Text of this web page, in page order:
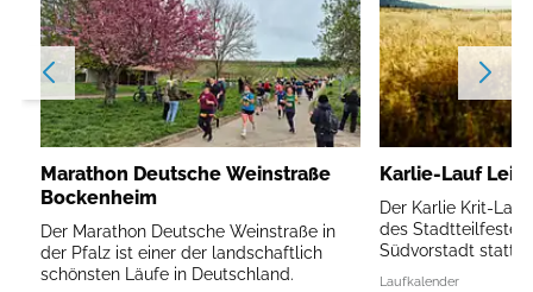
Marathon Deutsche Weinstraße
Bockenheim
Der Marathon Deutsche Weinstraße in
der Pfalz ist einer der landschaftlich
schönsten Läufe in Deutschland.
Karlie-Lauf
Der Karlie Krit-
des Stadtteilfestes
Südvorstadt statt.
Laufkalender